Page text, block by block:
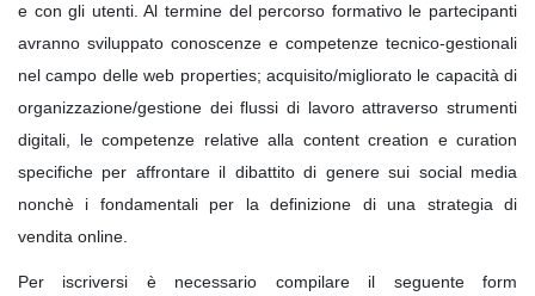
e con gli utenti. Al termine del percorso formativo le partecipanti
avranno sviluppato conoscenze e competenze tecnico-gestionali
nel campo delle web properties; acquisito/migliorato le capacità di
organizzazione/gestione dei flussi di lavoro attraverso strumenti
digitali, le competenze relative alla content creation e curation
specifiche per affrontare il dibattito di genere sui social media
nonchè i fondamentali per la definizione di una strategia di
vendita online.
Per iscriversi è necessario compilare il seguente form